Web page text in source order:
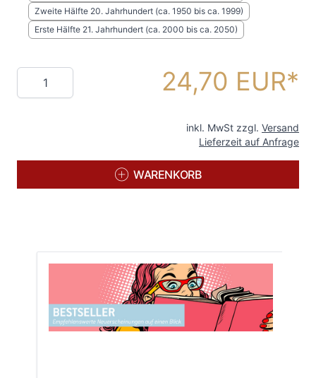
Zweite Hälfte 20. Jahrhundert (ca. 1950 bis ca. 1999)
Erste Hälfte 21. Jahrhundert (ca. 2000 bis ca. 2050)
Menge 24,70 EUR
inkl. MwSt zzgl. Versand
Lieferzeit auf Anfrage
WARENKORB